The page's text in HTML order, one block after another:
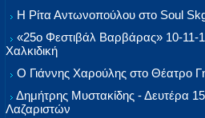
Η Ρίτα Αντωνοπούλου στο Soul
«25ο Φεστιβάλ Βαρβάρας» 10-11-
Χαλκιδική
Ο Γιάννης Χαρούλης στο Θέατρο
Δημήτρης Μυστακίδης - Δευτέρα
Λαζαριστών